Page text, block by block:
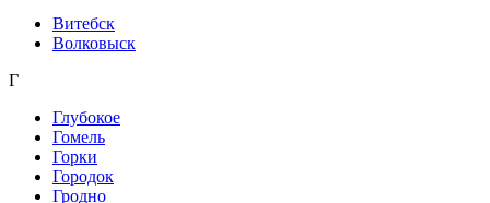
Витебск
Волковыск
Г
Глубокое
Гомель
Горки
Городок
Гродно